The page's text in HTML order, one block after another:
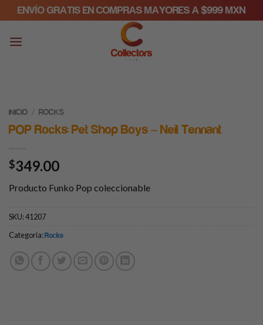
to
content
ENVÍO GRATIS EN COMPRAS MAYORES A $999 MXN
INICIO / ROCKS
POP Rocks: Pet Shop Boys – Neil Tennant
$349.00
Producto Funko Pop coleccionable
SKU:41207
Categoría:Rocks